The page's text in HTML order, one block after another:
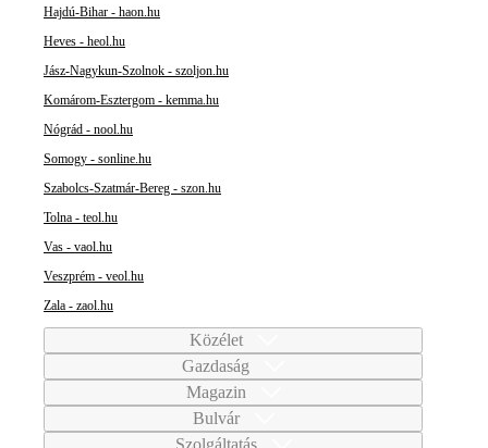
Hajdú-Bihar - haon.hu
Heves - heol.hu
Jász-Nagykun-Szolnok - szoljon.hu
Komárom-Esztergom - kemma.hu
Nógrád - nool.hu
Somogy - sonline.hu
Szabolcs-Szatmár-Bereg - szon.hu
Tolna - teol.hu
Vas - vaol.hu
Veszprém - veol.hu
Zala - zaol.hu
Közélet
Gazdaság
Magazin
Bulvár
Szolgáltatás